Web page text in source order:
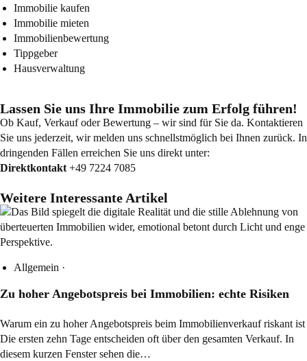
Immobilie kaufen
Immobilie mieten
Immobilienbewertung
Tippgeber
Hausverwaltung
Lassen Sie uns Ihre Immobilie zum Erfolg führen!
Ob Kauf, Verkauf oder Bewertung – wir sind für Sie da. Kontaktieren
Sie uns jederzeit, wir melden uns schnellstmöglich bei Ihnen zurück. In
dringenden Fällen erreichen Sie uns direkt unter:
Direktkontakt +49 7224 7085
Weitere Interessante Artikel
Allgemein ·
Zu hoher Angebotspreis bei Immobilien: echte Risiken
Warum ein zu hoher Angebotspreis beim Immobilienverkauf riskant ist
Die ersten zehn Tage entscheiden oft über den gesamten Verkauf. In
diesem kurzen Fenster sehen die…